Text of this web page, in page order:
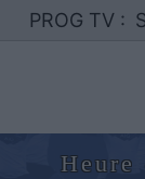
PROG TV :